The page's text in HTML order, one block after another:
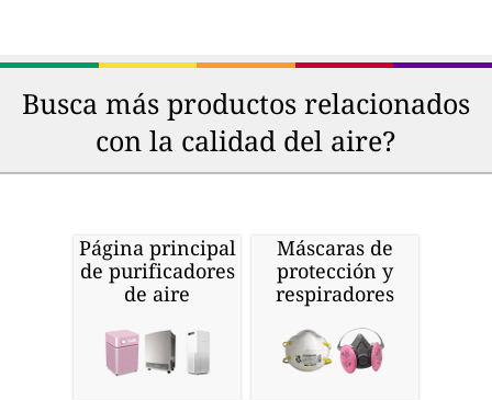
Busca más productos relacionados
con la calidad del aire?
Página principal
de purificadores
de aire
Máscaras de
protección y
respiradores